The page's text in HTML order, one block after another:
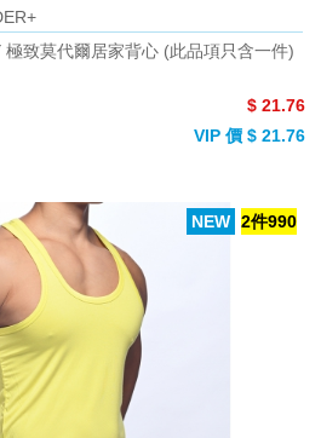
極致莫代爾居家背心 (此品項只含一件)
$ 21.76
VIP 價 $ 21.76
NEW 2件990